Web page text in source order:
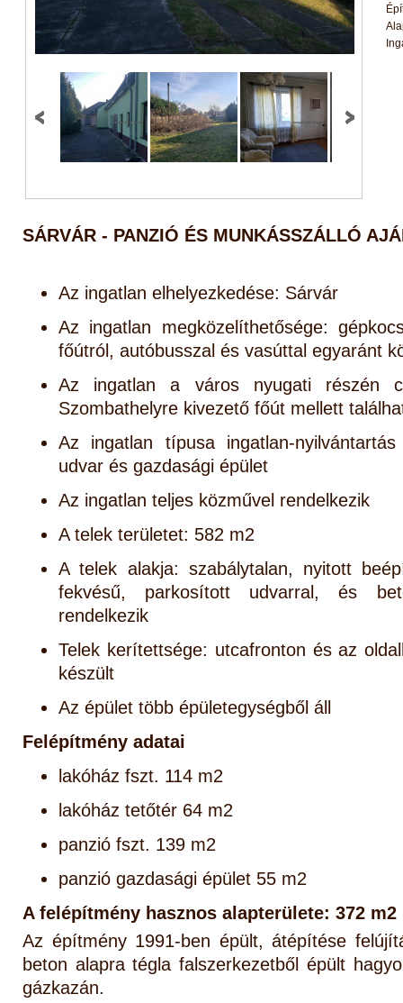
SÁRVÁR - PANZIÓ ÉS MUNKÁSSZÁLLÓ
Az ingatlan elhelyezkedése: Sárvár
Az ingatlan megközelíthetősége:
főútról, autóbusszal és vasúttal egyaránt
Az ingatlan a város nyugati részén
Szombathelyre kivezető főút mellett
Az ingatlan típusa ingatlan-
udvar és gazdasági épület
Az ingatlan teljes közművel rendelkezik
A telek területet: 582 m2
A telek alakja: szabálytalan, nyitott
fekvésű, parkosított udvarral, és
rendelkezik
Telek kerítettsége: utcafronton és az
készült
Az épület több épületegységből áll
Felépítmény adatai
lakóház fszt. 114 m2
lakóház tetőtér 64 m2
panzió fszt. 139 m2
panzió gazdasági épület 55 m2
A felépítmény hasznos alapterülete: 372 m2
Az építmény 1991-ben épült, átépítése
beton alapra tégla falszerkezetből épült
gázkazán.